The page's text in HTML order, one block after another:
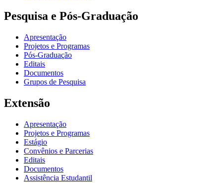
Pesquisa e Pós-Graduação
Apresentação
Projetos e Programas
Pós-Graduação
Editais
Documentos
Grupos de Pesquisa
Extensão
Apresentação
Projetos e Programas
Estágio
Convênios e Parcerias
Editais
Documentos
Assistência Estudantil